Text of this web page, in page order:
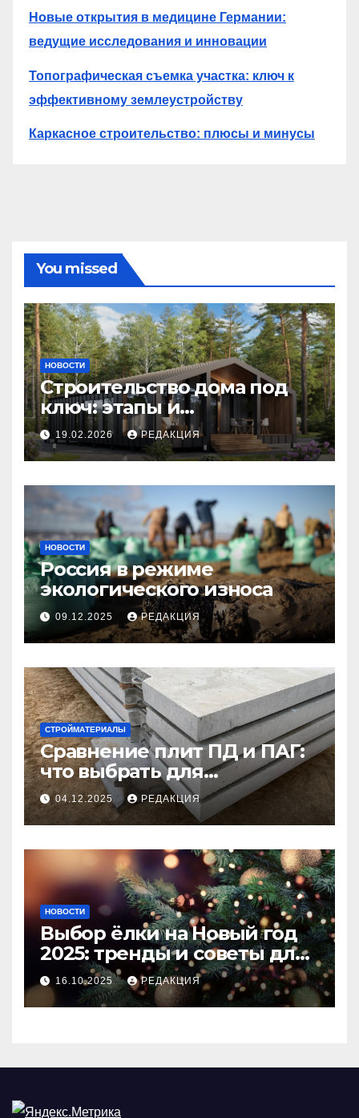
Новые открытия в медицине Германии:
ведущие исследования и инновации
Топографическая съемка участка: ключ к
эффективному землеустройству
Каркасное строительство: плюсы и минусы
You missed
НОВОСТИ
Строительство дома под
ключ: этапы и
планирование бюджета
19.02.2026 РЕДАКЦИЯ
НОВОСТИ
Россия в режиме
экологического износа
09.12.2025 РЕДАКЦИЯ
СТРОЙМАТЕРИАЛЫ
Сравнение плит ПД и ПАГ:
что выбрать для
долговечного и прочного
покрытия
04.12.2025 РЕДАКЦИЯ
НОВОСТИ
Выбор ёлки на Новый год
2025: тренды и советы для
идеального праздника
16.10.2025 РЕДАКЦИЯ